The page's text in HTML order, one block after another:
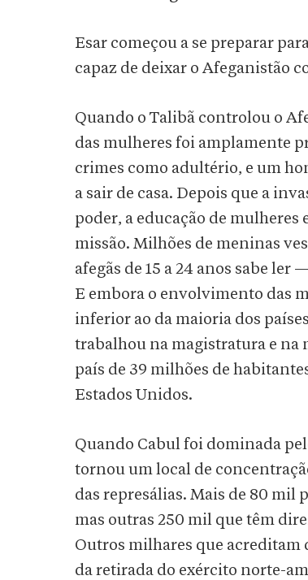
Esar começou a se preparar
capaz de deixar o Afeganistão
Quando o Talibã controlou o
das mulheres foi amplamente
crimes como adultério, e um
a sair de casa. Depois que a
poder, a educação de mulheres
missão. Milhões de meninas
afegãs de 15 a 24 anos sabe ler
E embora o envolvimento das
inferior ao da maioria dos
trabalhou na magistratura e na
país de 39 milhões de
Estados Unidos.
Quando Cabul foi dominada
tornou um local de
das represálias. Mais de 80 mil
mas outras 250 mil que têm
Outros milhares que acreditam
da retirada do exército norte-